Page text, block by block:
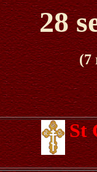
28
(7
St